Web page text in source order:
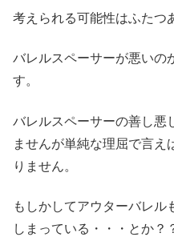
考えられる可能性はふたつ
バレルスペーサーが悪いの
す。
バレルスペーサーの善し悪
ませんが単純な理屈で言え
りません。
もしかしてアウターバレル
しまっている・・・とか？